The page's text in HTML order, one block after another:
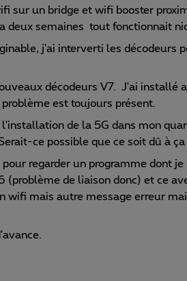
sur un bridge et wifi booster
deux semaines tout fonctionnait
j'ai interverti les décodeurs
décodeurs V7. J'ai installé
est toujours présent.
l'installation de la 5G dans mon
ce possible que ce soit dû à ça
regarder un programme dont je
de liaison donc) et ce
wifi mais autre message erreur